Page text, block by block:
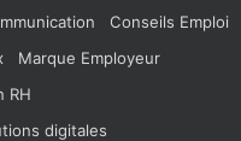
Conseils Emploi
Marque Employeur
RH
digitales